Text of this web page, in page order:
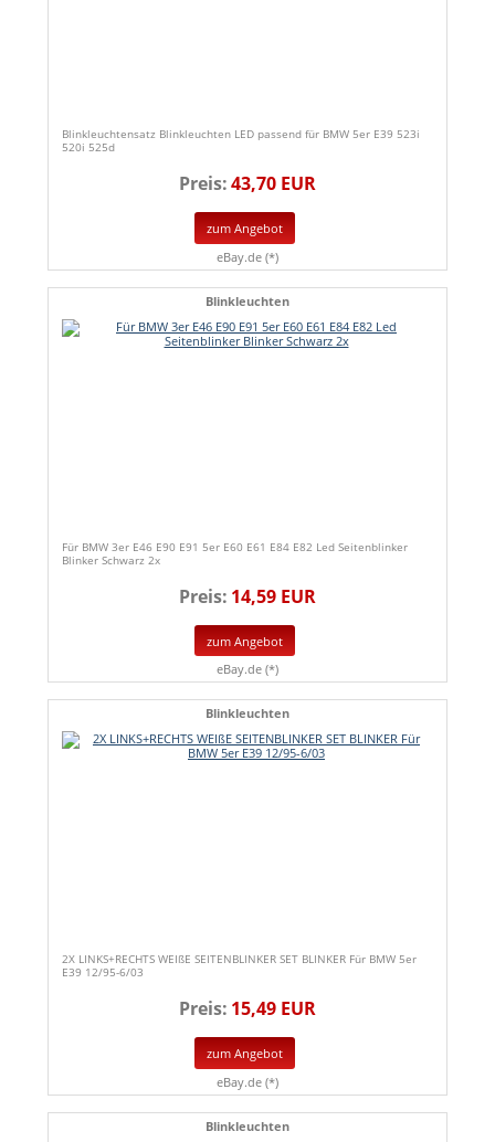
Blinkleuchtensatz Blinkleuchten LED passend für BMW 5er E39 523i
520i 525d
Preis:43,70 EUR
zum Angebot
eBay.de (*)
Blinkleuchten
Für BMW 3er E46 E90 E91 5er E60 E61 E84 E82 Led Seitenblinker
Blinker Schwarz 2x
Preis: 14,59 EUR
zum Angebot
eBay.de (*)
Blinkleuchten
2X LINKS+RECHTS WEIßE SEITENBLINKER SET BLINKER Für BMW 5er
E39 12/95-6/03
Preis: 15,49 EUR
zum Angebot
eBay.de (*)
Blinkleuchten